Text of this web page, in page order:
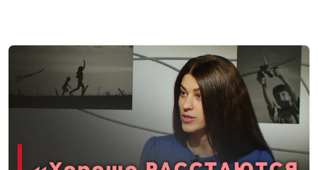
оценки
практический
психолог
Эпоха перемен:
неопределенность,
тревога, неуверенность
Юлия Синицына,
Алина Караченцева,
практический
психолог
#752